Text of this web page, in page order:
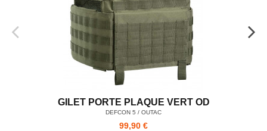
GILET PORTE PLAQUE VERT OD
DEFCON 5 / OUTAC
99,90 €